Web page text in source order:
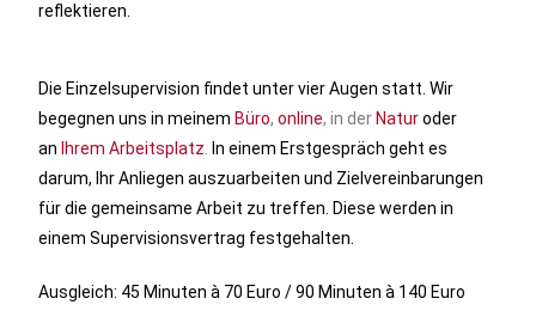
reflektieren.
Die Einzelsupervision findet unter vier Augen statt. Wir
begegnen uns in meinem Büro,online, in der Natur oder
an Ihrem Arbeitsplatz In einem Erstgespräch geht es
darum, Ihr Anliegen auszuarbeiten und Zielvereinbarungen
für die gemeinsame Arbeit zu treffen. Diese werden in
einem Supervisionsvertrag festgehalten.
Ausgleich: 45 Minuten à 70 Euro / 90 Minuten à 140 Euro